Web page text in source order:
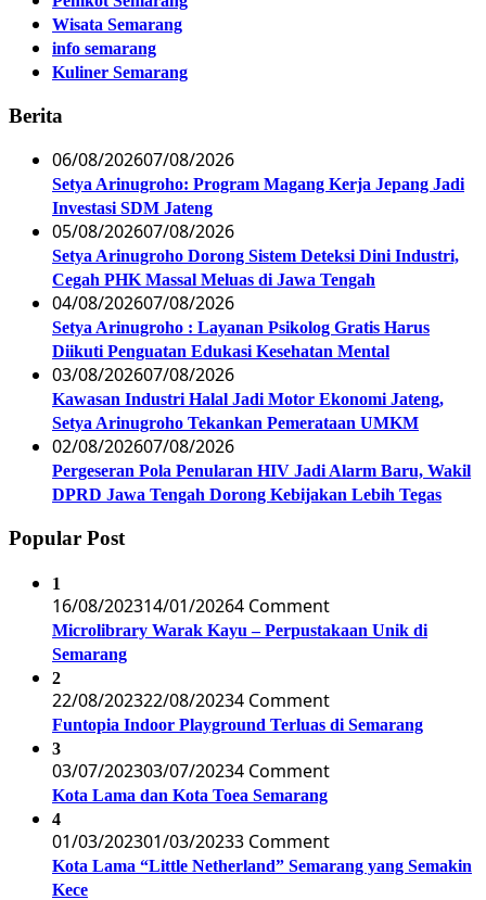
Wisata Semarang
info semarang
Kuliner Semarang
Berita
06/08/202607/08/2026
Setya Arinugroho: Program Magang Kerja Jepang Jadi
Investasi SDM Jateng
05/08/202607/08/2026
Setya Arinugroho Dorong Sistem Deteksi Dini Industri,
Cegah PHK Massal Meluas di Jawa Tengah
04/08/202607/08/2026
Setya Arinugroho : Layanan Psikolog Gratis Harus
Diikuti Penguatan Edukasi Kesehatan Mental
03/08/202607/08/2026
Kawasan Industri Halal Jadi Motor Ekonomi Jateng,
Setya Arinugroho Tekankan Pemerataan UMKM
02/08/202607/08/2026
Pergeseran Pola Penularan HIV Jadi Alarm Baru, Wakil
DPRD Jawa Tengah Dorong Kebijakan Lebih Tegas
Popular Post
1
16/08/202314/01/20264 Comment
Microlibrary Warak Kayu – Perpustakaan Unik di
Semarang
2
22/08/202322/08/20234 Comment
Funtopia Indoor Playground Terluas di Semarang
3
03/07/202303/07/20234 Comment
Kota Lama dan Kota Toea Semarang
4
01/03/202301/03/20233 Comment
Kota Lama “Little Netherland” Semarang yang Semakin
Kece